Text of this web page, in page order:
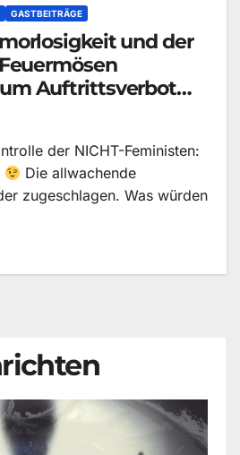
GASTBEITRÄGE
und der
Auftrittsverbot
der NICHT-Feministen:
Die allwachende
zugeschlagen. Was würden